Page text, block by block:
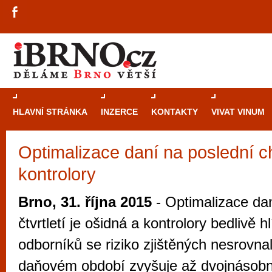
HLAVNÍ STRÁNKA INZERCE KONTAKTY VIVAT VINUM
Optimalizace daní na poslední
kontrolory
Brno, 31. října 2015 - Optimalizace
čtvrtletí je ošidná a kontrolory bedlivě
odborníků se riziko zjištěných
daňovém období zvyšuje až
Průvodce
Brno je
zajímavé
restaurace,
Mimo jiné je ale také místem, kde si